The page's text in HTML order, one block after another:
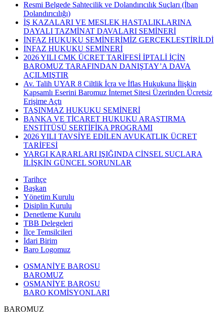
Resmi Belgede Sahtecilik ve Dolandırıcılık Suçları (İban
Dolandırıcılığı)
İŞ KAZALARI VE MESLEK HASTALIKLARINA
DAYALI TAZMİNAT DAVALARI SEMİNERİ
İNFAZ HUKUKU SEMİNERİMİZ GERÇEKLEŞTİRİLDİ
İNFAZ HUKUKU SEMİNERİ
2026 YILI CMK ÜCRET TARİFESİ İPTALİ İÇİN
BAROMUZ TARAFINDAN DANIŞTAY’A DAVA
AÇILMIŞTIR
Av. Talih UYAR 8 Ciltlik İcra ve İflas Hukukuna İlişkin
Kapsamlı Eserini Baromuz İnternet Sitesi Üzerinden Ücretsiz
Erişime Açtı
TAŞINMAZ HUKUKU SEMİNERİ
BANKA VE TİCARET HUKUKU ARAŞTIRMA
ENSTİTÜSÜ SERTİFİKA PROGRAMI
2026 YILI TAVSİYE EDİLEN AVUKATLIK ÜCRET
TARİFESİ
YARGI KARARLARI IŞIĞINDA CİNSEL SUÇLARA
İLİŞKİN GÜNCEL SORUNLAR
Tarihçe
Başkan
Yönetim Kurulu
Disiplin Kurulu
Denetleme Kurulu
TBB Delegeleri
İlçe Temsilcileri
İdari Birim
Baro Logomuz
OSMANİYE BAROSU
BAROMUZ
OSMANİYE BAROSU
BARO KOMİSYONLARI
BAROMUZ